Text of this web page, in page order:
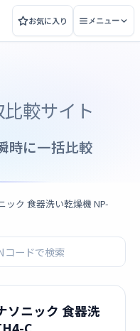
お気に入り メニュー
比較サイト
時に一括比較
ック 食器洗い乾燥機 NP-
ソニック 食器洗